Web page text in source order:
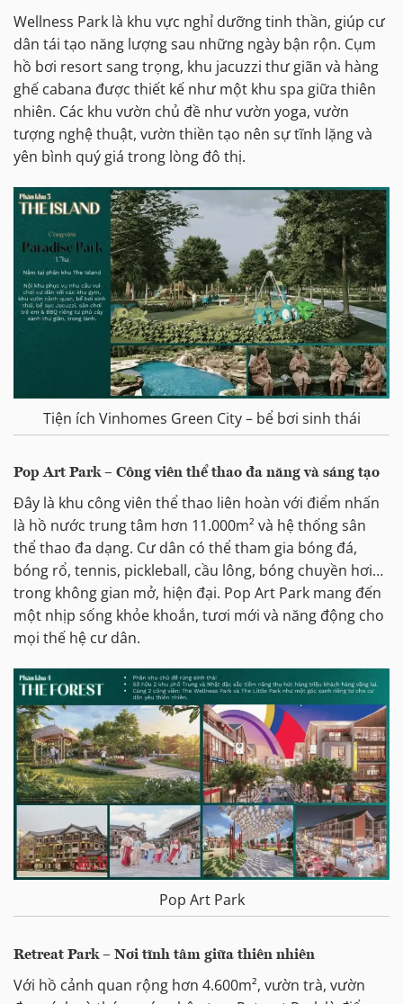
Wellness Park là khu vực nghỉ dưỡng tinh thần, giúp cư
dân tái tạo năng lượng sau những ngày bận rộn. Cụm
hồ bơi resort sang trọng, khu jacuzzi thư giãn và hàng
ghế cabana được thiết kế như một khu spa giữa thiên
nhiên. Các khu vườn chủ đề như vườn yoga, vườn
tượng nghệ thuật, vườn thiền tạo nên sự tĩnh lặng và
yên bình quý giá trong lòng đô thị.
Tiện ích Vinhomes Green City – bể bơi sinh thái
Pop Art Park – Công viên thể thao đa năng và sáng tạo
Đây là khu công viên thể thao liên hoàn với điểm nhấn
là hồ nước trung tâm hơn 11.000m² và hệ thống sân
thể thao đa dạng. Cư dân có thể tham gia bóng đá,
bóng rổ, tennis, pickleball, cầu lông, bóng chuyền hơi…
trong không gian mở, hiện đại. Pop Art Park mang đến
một nhịp sống khỏe khoắn, tươi mới và năng động cho
mọi thế hệ cư dân.
Pop Art Park
Retreat Park – Nơi tĩnh tâm giữa thiên nhiên
Với hồ cảnh quan rộng hơn 4.600m², vườn trà, vườn